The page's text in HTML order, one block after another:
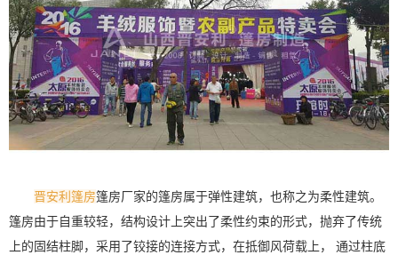
晋安利篷房篷房厂家的篷房属于弹性建筑，也称之为柔性建筑。
篷房由于自重较轻，结构设计上突出了柔性约束的形式，抛弃了传统
上的固结柱脚，采用了铰接的连接方式，在抵御风荷载上， 通过柱底